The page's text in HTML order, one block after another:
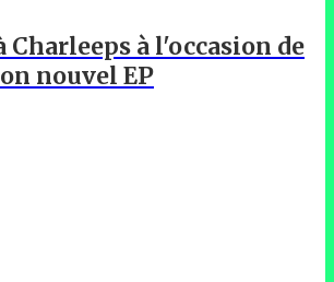
Charleeps à l'occasion de
nouvel EP